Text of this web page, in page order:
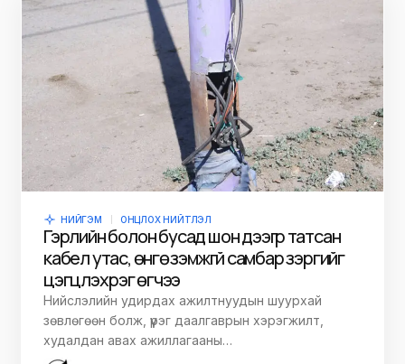
НИЙГЭМ ОНЦЛОХ НИЙТЛЭЛ
Гэрлийн болон бусад шон дээгүүр татсан
кабел утас, өнгө үзэмжгүй самбар зэргийг
цэгцлэх үүрэг өгчээ
Нийслэлийн удирдах ажилтнуудын шуурхай
зөвлөгөөн болж, үүрэг даалгаврын хэрэгжилт,
худалдан авах ажиллагааны…